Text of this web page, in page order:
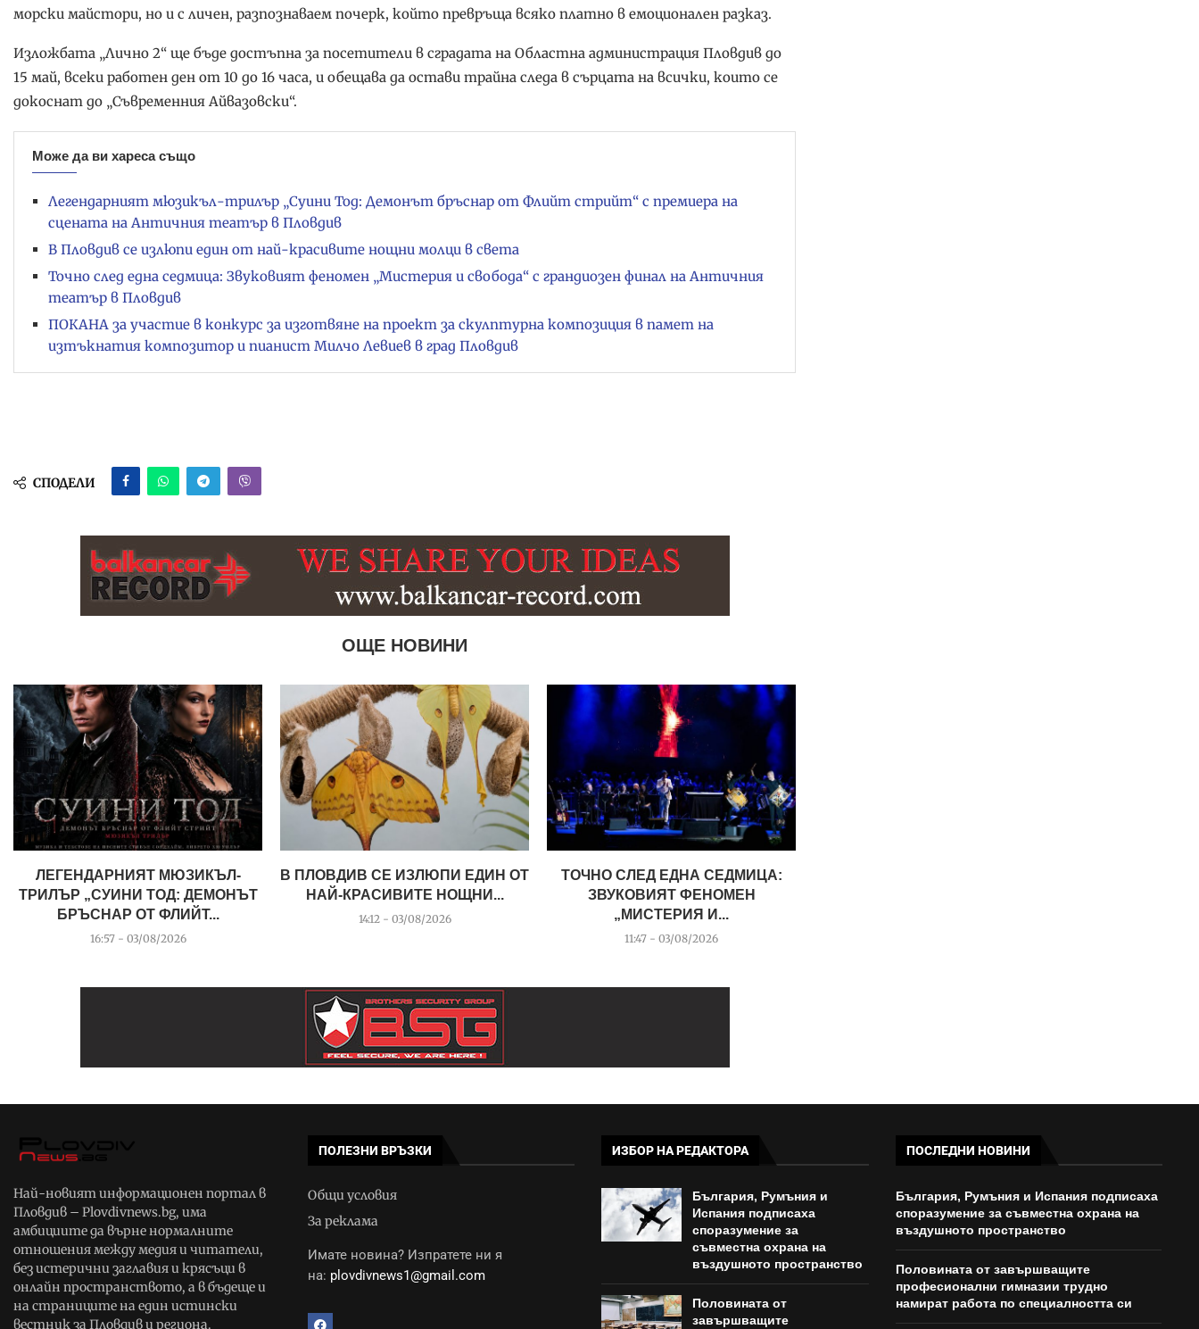
морски майстори, но и с личен, разпознаваем почерк, който превръща всяко платно в емоционален разказ.
Изложбата „Лично 2“ ще бъде достъпна за посетители в сградата на Областна администрация Пловдив до
15 май, всеки работен ден от 10 до 16 часа, и обещава да остави трайна следа в сърцата на всички, които се
докоснат до „Съвременния Айвазовски“.
Може да ви хареса също
Легендарният мюзикъл-трилър „Суини Тод: Демонът бръснар от Флийт стрийт“ с премиера на
сцената на Античния театър в Пловдив
В Пловдив се излюпи един от най-красивите нощни молци в света
Точно след една седмица: Звуковият феномен „Мистерия и свобода“ с грандиозен финал на Античния
театър в Пловдив
ПОКАНА за участие в конкурс за изготвяне на проект за скулптурна композиция в памет на
изтъкнатия композитор и пианист Милчо Левиев в град Пловдив
СПОДЕЛИ
ОЩЕ НОВИНИ
ЛЕГЕНДАРНИЯТ МЮЗИКЪЛ-
ТРИЛЪР „СУИНИ ТОД: ДЕМОНЪТ
БРЪСНАР ОТ ФЛИЙТ...
16:57 - 03/08/2026
В ПЛОВДИВ СЕ ИЗЛЮПИ ЕДИН ОТ
НАЙ-КРАСИВИТЕ НОЩНИ...
14:12 - 03/08/2026
ТОЧНО СЛЕД ЕДНА СЕДМИЦА:
ЗВУКОВИЯТ ФЕНОМЕН
„МИСТЕРИЯ И...
11:47 - 03/08/2026
Най-новият информационен портал в
Пловдив – Plovdivnews.bg, има
амбициите да върне нормалните
отношения между медия и читатели,
без истерични заглавия и крясъци в
онлайн пространството, а в бъдеще и
на страниците на един истински
вестник за Пловдив и региона.
ПОЛЕЗНИ ВРЪЗКИ
Общи условия
За реклама
Имате новина? Изпратете ни я
на: plovdivnews1@gmail.com
ИЗБОР НА РЕДАКТОРА
България, Румъния и
Испания подписаха
споразумение за
съвместна охрана на
въздушното пространство
Половината от
завършващите
ПОСЛЕДНИ НОВИНИ
България, Румъния и Испания подписаха
споразумение за съвместна охрана на
въздушното пространство
Половината от завършващите
професионални гимназии трудно
намират работа по специалността си